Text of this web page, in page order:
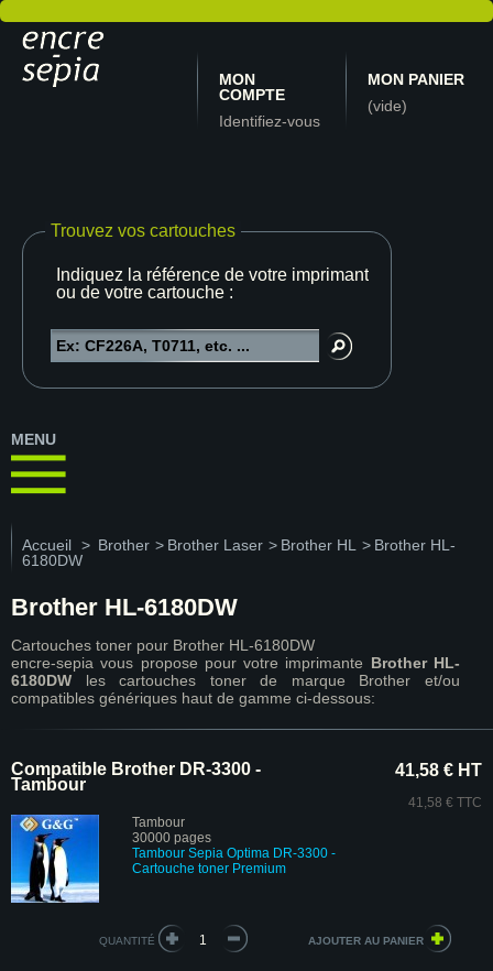
MON
COMPTE
Identifiez-vous
MON PANIER
(vide)
Trouvez vos cartouches
Indiquez la référence de votre imprimante
ou de votre cartouche :
MENU
Accueil > Brother > Brother Laser > Brother HL > Brother HL-
6180DW
Brother HL-6180DW
Cartouches toner pour Brother HL-6180DW
encre-sepia vous propose pour votre imprimante Brother HL-
6180DW les cartouches toner de marque Brother et/ou
compatibles génériques haut de gamme ci-dessous:
Compatible Brother DR-3300 -
Tambour
Tambour
30000 pages
Tambour Sepia Optima DR-3300 -
Cartouche toner Premium
41,58 € HT
41,58 € TTC
QUANTITÉ